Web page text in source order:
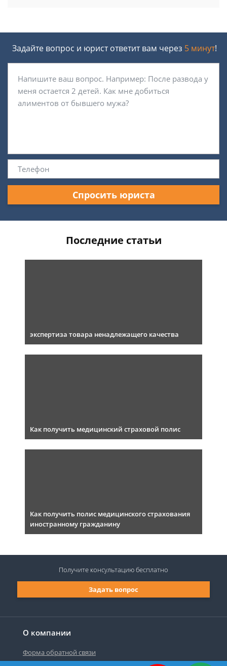
Задайте вопрос и юрист ответит вам через 5 минут!
Спросить юриста
Последние статьи
экспертиза товара ненадлежащего качества
Как получить медицинский страховой полис
Как получить полис медицинского страхования
иностранному гражданину
О компании
Форма обратной связи
Задать вопрос
Получите консультациюбесплатно